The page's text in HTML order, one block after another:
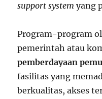
support system yang
Program-program
pemerintah atau
pemberdayaan
fasilitas yang
berkualitas, akses